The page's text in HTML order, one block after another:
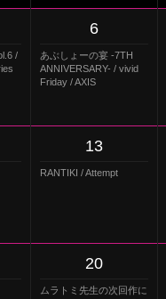
/
6
あぶしょーの宴 -7TH
ANNIVERSARY- / vivid
Friday / AXIS
13
RANTIKI / Attempt
20
ムラトミ先生の次回作に